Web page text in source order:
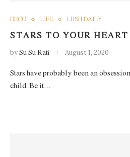
DECO LIFE LUSH DAILY
STARS TO YOUR HEART
bySu Su Rati August 1, 2020
Stars have probably been an
child. Be it…